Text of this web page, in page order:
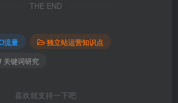
THE END
流量
独立站运营知识点
关键词研究
喜欢就支持一下吧